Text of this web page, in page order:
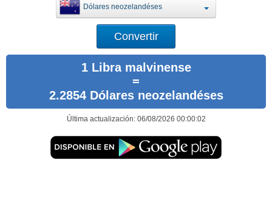
Dólares neozelandéses
1 Libra malvinense
=
2.2854 Dólares neozelandéses
Última actualización: 06/08/2026 00:00:02